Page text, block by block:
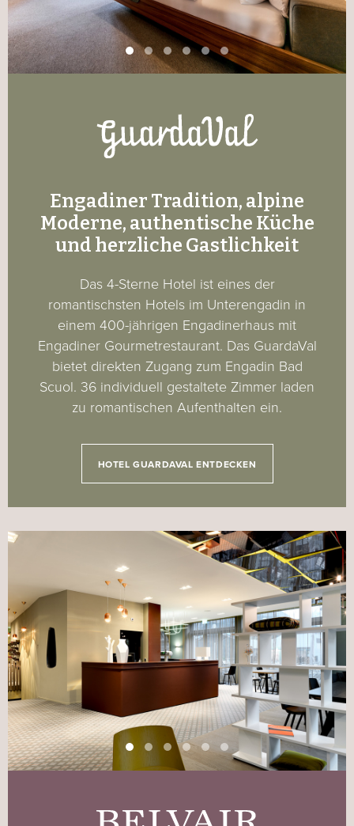
Engadiner Tradition, alpine
Moderne, authentische Küche
und herzliche Gastlichkeit
Das 4-Sterne Hotel ist eines der
romantischsten Hotels im Unterengadin in
einem 400-jährigen Engadinerhaus mit
Engadiner Gourmetrestaurant. Das GuardaVal
bietet direkten Zugang zum Engadin Bad
Scuol. 36 individuell gestaltete Zimmer laden
zu romantischen Aufenthalten ein.
HOTEL GUARDAVAL ENTDECKEN